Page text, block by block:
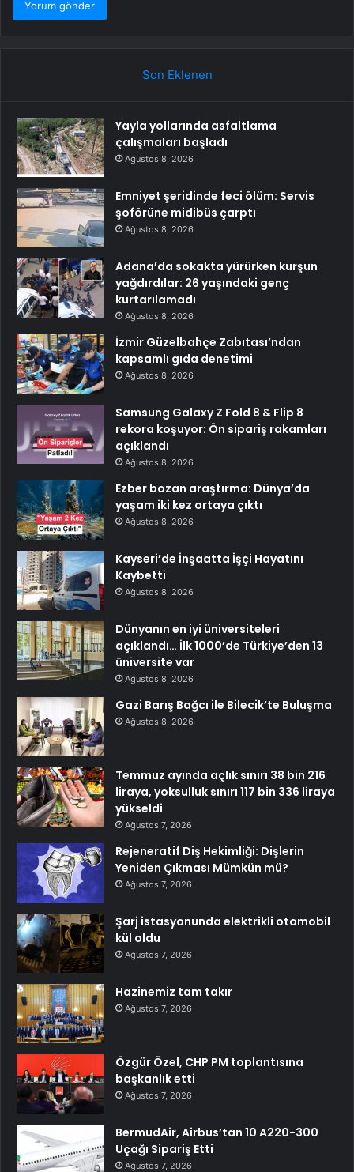
Son Eklenen
Yayla yollarında asfaltlama
çalışmaları başladı
Ağustos 8, 2026
Emniyet şeridinde feci ölüm: Servis
şoförüne midibüs çarptı
Ağustos 8, 2026
Adana’da sokakta yürürken kurşun
yağdırdılar: 26 yaşındaki genç
kurtarılamadı
Ağustos 8, 2026
İzmir Güzelbahçe Zabıtası’ndan
kapsamlı gıda denetimi
Ağustos 8, 2026
Samsung Galaxy Z Fold 8 & Flip 8
rekora koşuyor: Ön sipariş rakamları
açıklandı
Ağustos 8, 2026
Ezber bozan araştırma: Dünya’da
yaşam iki kez ortaya çıktı
Ağustos 8, 2026
Kayseri’de İnşaatta İşçi Hayatını
Kaybetti
Ağustos 8, 2026
Dünyanın en iyi üniversiteleri
açıklandı… İlk 1000’de Türkiye’den 13
üniversite var
Ağustos 8, 2026
Gazi Barış Bağcı ile Bilecik’te Buluşma
Ağustos 8, 2026
Temmuz ayında açlık sınırı 38 bin 216
liraya, yoksulluk sınırı 117 bin 336 liraya
yükseldi
Ağustos 7, 2026
Rejeneratif Diş Hekimliği: Dişlerin
Yeniden Çıkması Mümkün mü?
Ağustos 7, 2026
Şarj istasyonunda elektrikli otomobil
kül oldu
Ağustos 7, 2026
Hazinemiz tam takır
Ağustos 7, 2026
Özgür Özel, CHP PM toplantısına
başkanlık etti
Ağustos 7, 2026
BermudAir, Airbus’tan 10 A220-300
Uçağı Sipariş Etti
Ağustos 7, 2026